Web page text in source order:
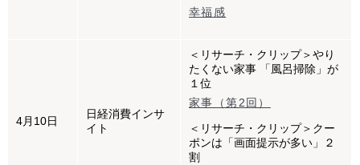
幸福感
4月10日
日経消費インサ
イト
＜リサーチ・クリップ＞やり
たくない家事 「風呂掃除」が
１位
家事（第2回）
＜リサーチ・クリップ＞クー
ポンは「画面提示が多い」２
割